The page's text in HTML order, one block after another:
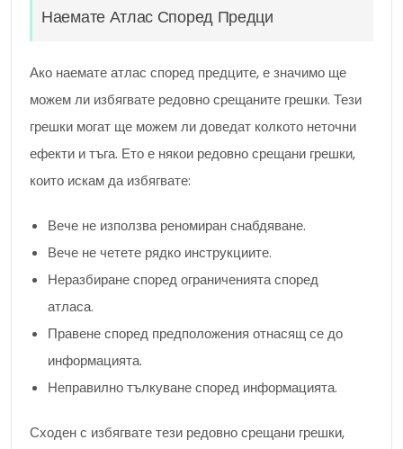
Наемате Атлас Според Предци
Ако наемате атлас според предците, е значимо ще
можем ли избягвате редовно срещаните грешки. Тези
грешки могат ще можем ли доведат колкото неточни
ефекти и тъга. Ето е някои редовно срещани грешки,
които искам да избягвате:
Вече не използва реномиран снабдяване.
Вече не четете рядко инструкциите.
Неразбиране според ограниченията според
атласа.
Правене според предположения отнасящ се до
информацията.
Неправилно тълкуване според информацията.
Сходен с избягвате тези редовно срещани грешки,